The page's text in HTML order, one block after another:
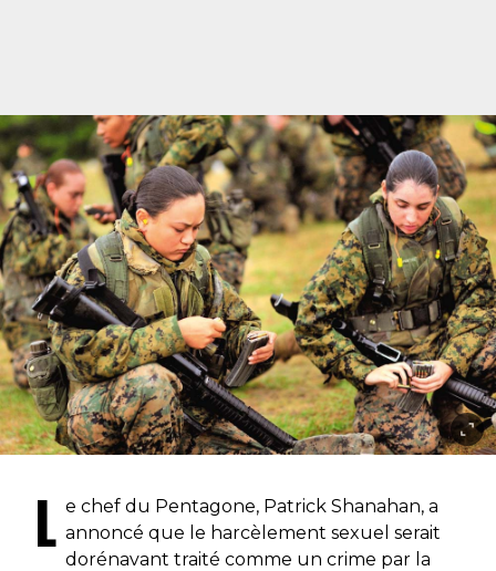
L e chef du Pentagone, Patrick Shanahan, a
annoncé que le harcèlement sexuel serait
dorénavant traité comme un crime par la